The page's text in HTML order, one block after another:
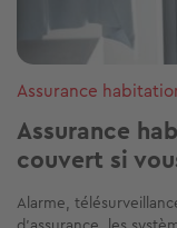
Assurance
Assurance
couvert si
Alarme,